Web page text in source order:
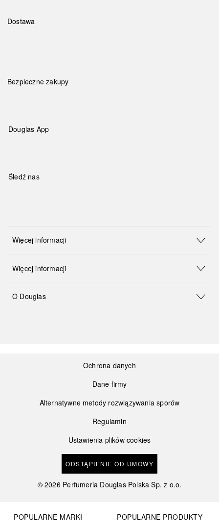
Dostawa
Bezpieczne zakupy
Douglas App
Śledź nas
Więcej informacji
Więcej informacji
O Douglas
Ochrona danych
Dane firmy
Alternatywne metody rozwiązywania sporów
Regulamin
Ustawienia plików cookies
ODSTĄPIENIE OD UMOWY
©2026 Perfumeria Douglas Polska Sp. z o.o.
POPULARNE MARKI
POPULARNE PRODUKTY